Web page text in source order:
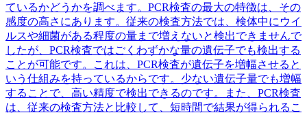
ているかどうかを調べます。PCR検査の最大の特徴は、その
感度の高さにあります。従来の検査方法では、検体中にウイ
ルスや細菌がある程度の量まで増えないと検出できませんで
したが、PCR検査ではごくわずかな量の遺伝子でも検出する
ことが可能です。これは、PCR検査が遺伝子を増幅させると
いう仕組みを持っているからです。少ない遺伝子量でも増幅
することで、高い精度で検出できるのです。また、PCR検査
は、従来の検査方法と比較して、短時間で結果が得られるこ